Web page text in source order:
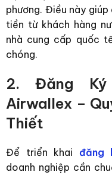
phương. Điều này
tiền từ khách hàng
nhà cung cấp quốc
chóng.
2. Đăng Ký
Airwallex –
Thiết
Để triển khai đăng
doanh nghiệp cần